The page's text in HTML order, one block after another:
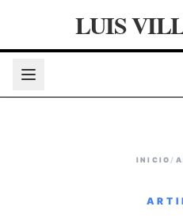
LUIS
INICIO /